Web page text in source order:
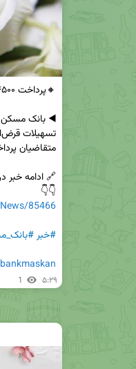
👇👇
85466
#خبر
1 ۵:۲۹